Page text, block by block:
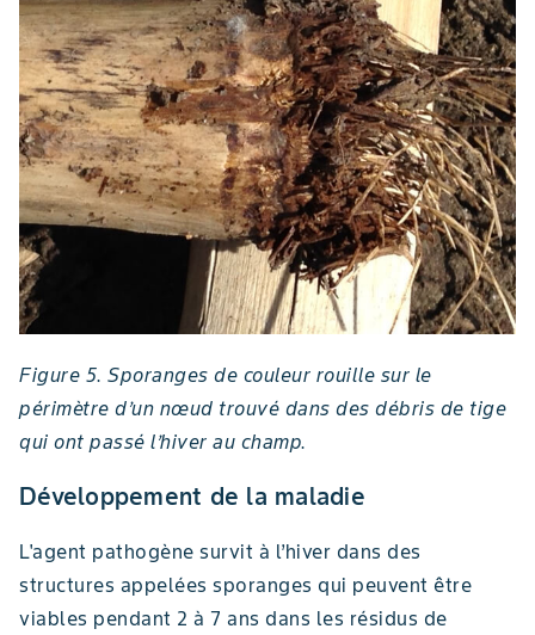
Figure 5. Sporanges de couleur rouille sur le
périmètre d’un nœud trouvé dans des débris de tige
qui ont passé l’hiver au champ.
Développement de la maladie
L'agent pathogène survit à l’hiver dans des
structures appelées sporanges qui peuvent être
viables pendant 2 à 7 ans dans les résidus de